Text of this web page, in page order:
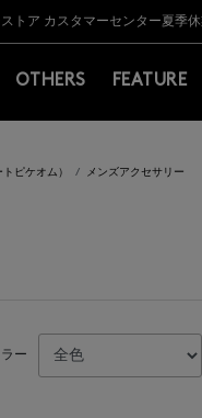
＞会員のお客様は11,000円（
【夏季休業に伴う出荷一時停止
ストア カスタマーセンター夏季
休業に伴う返品・交換承り一時
県を中心とした地震の影響によ
【開催中】SUMMER SALEの
＞会員のお客様は11,000円（
【夏季休業に伴う出荷一時停止
OTHERS FEATURE
ピケオム） メンズアクセサリー
ー